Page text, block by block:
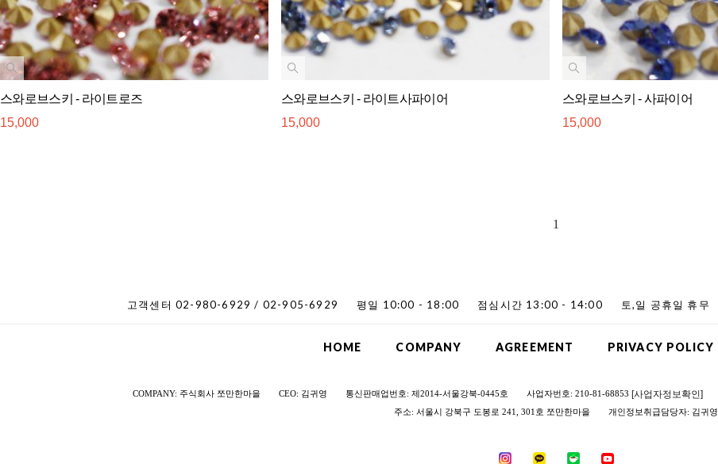
스와로브스키 - 라이트로즈
15,000
스와로브스키 - 라이트사파이어
15,000
스와로브스키 - 사파이어
15,000
1
고객센터 02-980-6929 / 02-905-6929 평일 10:00 - 18:00 점심시간 13:00 - 14:00 토,일 공휴일 휴무
HOME COMPANY AGREEMENT PRIVACY POLICY
COMPANY: 주식회사 쪼만한마을 CEO: 김귀영 통신판매업번호: 제2014-서울강북-0445호 사업자번호: 210-81-68853 [사업자정보확인]
주소: 서울시 강북구 도봉로 241, 301호 쪼만한마을
개인정보취급담당자: 김귀영